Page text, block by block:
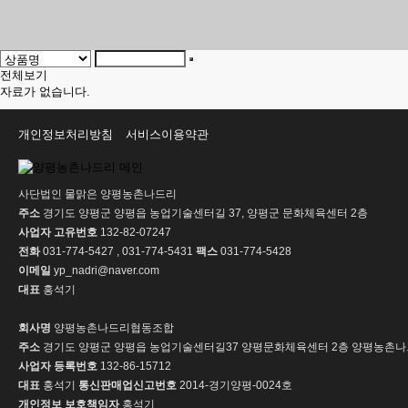
전체보기
자료가 없습니다.
개인정보처리방침 서비스이용약관
사단법인 물맑은 양평농촌나드리
주소 경기도 양평군 양평읍 농업기술센터길 37, 양평군 문화체육센터 2층
사업자 고유번호 132-82-07247
전화031-774-5427 , 031-774-5431 팩스 031-774-5428
이메일 yp_nadri@naver.com
대표 홍석기
회사명 양평농촌나드리협동조합
주소 경기도 양평군 양평읍 농업기술센터길37 양평문화체육센터 2층 양평농촌
사업자 등록번호 132-86-15712
대표 홍석기 통신판매업신고번호 2014-경기양평-0024호
개인정보 보호책임자홍석기